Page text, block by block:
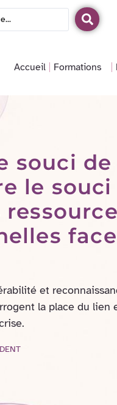
Accueil Formations
souci de
le souci
et
la place du lien